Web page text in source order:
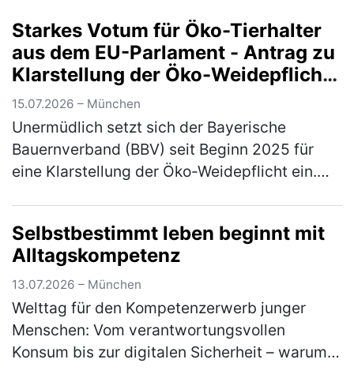
Bernreiter, MdL, hat mir mitget…(mehr)
Starkes Votum für Öko-Tierhalter
aus dem EU-Parlament - Antrag zu
Klarstellung der Öko-Weidepflicht
angenommen
15.07.2026 – München
Unermüdlich setzt sich der Bayerische
Bauernverband (BBV) seit Beginn 2025 für
eine Klarstellung der Öko-Weidepflicht ein.
Selbstbestimmt leben beginnt mit
Alltagskompetenz
13.07.2026 – München
Welttag für den Kompetenzerwerb junger
Menschen: Vom verantwortungsvollen
Konsum bis zur digitalen Sicherheit – warum